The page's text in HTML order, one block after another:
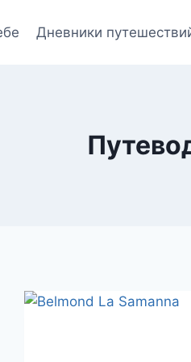
Дневники